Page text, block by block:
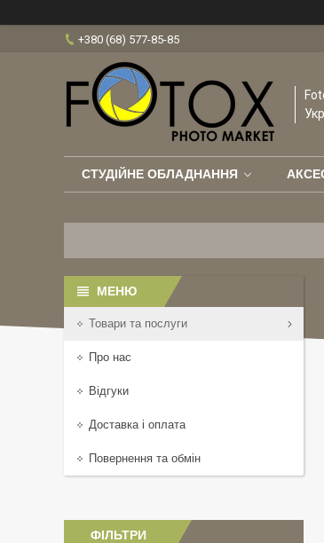
+380 (68) 577-85-85
СТУДІЙНЕ ОБЛАДНАННЯ
Товари та послуги
Про нас
Відгуки
Доставка і оплата
Повернення та обмін
ФІЛЬТРИ